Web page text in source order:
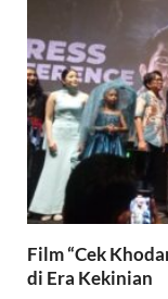
Film “Cek
di Era Kekinian